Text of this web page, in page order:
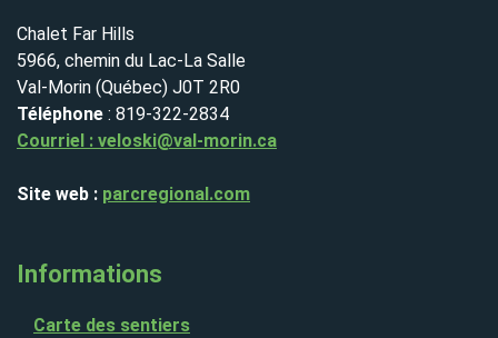
Chalet Far Hills
5966, chemin du Lac-La Salle
Val-Morin (Québec) J0T 2R0
Téléphone : 819-322-2834
Courriel : veloski@val-morin.ca
Site web : parcregional.com
Informations
Carte des sentiers